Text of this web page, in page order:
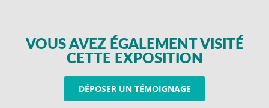
VOUS AVEZ ÉGALEMENT VISITÉ
CETTE EXPOSITION
DÉPOSER UN TÉMOIGNAGE